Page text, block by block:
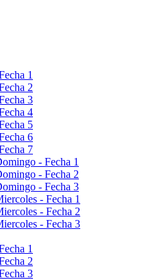
1
2
3
4
5
6
7
- Fecha 1
- Fecha 2
- Fecha 3
- Fecha 1
- Fecha 2
- Fecha 3
1
2
3